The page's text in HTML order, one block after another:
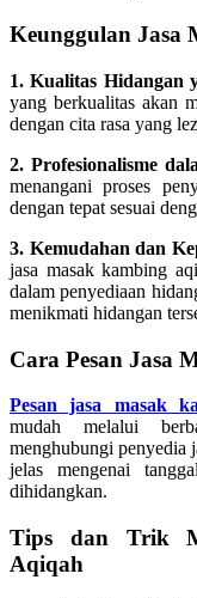
Keunggulan Jasa
1. Kualitas Hidangan
yang berkualitas akan
dengan cita rasa yang
2. Profesionalisme
menangani proses
dengan tepat sesuai
3. Kemudahan dan
jasa masak kambing
dalam penyediaan
menikmati hidangan
Cara Pesan Jasa
Pesan jasa masak
mudah melalui
menghubungi penyedia
jelas mengenai
dihidangkan.
Tips dan Trik
Aqiqah